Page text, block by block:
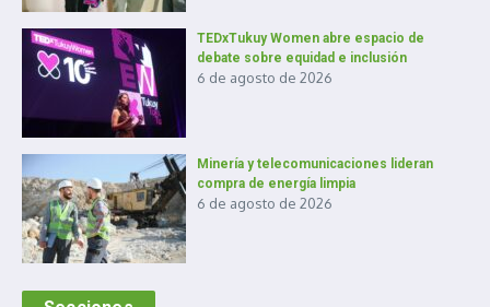
TEDxTukuy Women abre espacio de
debate sobre equidad e inclusión
6 de agosto de 2026
Minería y telecomunicaciones lideran
compra de energía limpia
6 de agosto de 2026